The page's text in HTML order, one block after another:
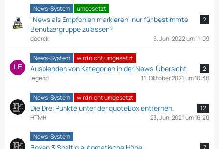
News-System umgesetzt
"News als Empfohlen markieren" nur für bestimmte
Benutzergruppe zulassen?
2
doerek 5. Juni 2022 um 11:09
News-System wird nicht umgesetzt
Ausblenden von Kategorien in der News-Übersicht
2
legend
11. Oktober 2021 um 10:30
News-System wird nicht umgesetzt
Die Drei Punkte unter der quoteBox entfernen.
12
HTMH
23. Juni 2021 um 16:20
News-System